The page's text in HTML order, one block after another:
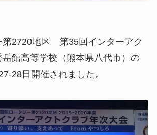
第2720地区 第35回インターアク
岳館高等学校（熊本県八代市）の
28日開催されました。